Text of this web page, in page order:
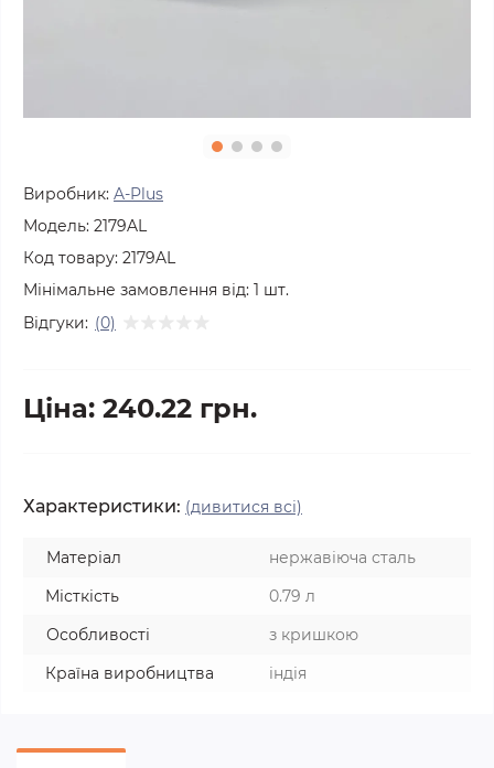
Виробник: A-Plus
Модель: 2179AL
Код товару: 2179AL
Мінімальне замовлення від: 1 шт.
Відгуки: (0)
Ціна: 240.22 грн.
Характеристики: (дивитися всі)
Матеріал
нержавіюча сталь
Місткість
0.79 л
Особливості
з кришкою
Країна виробництва
індія